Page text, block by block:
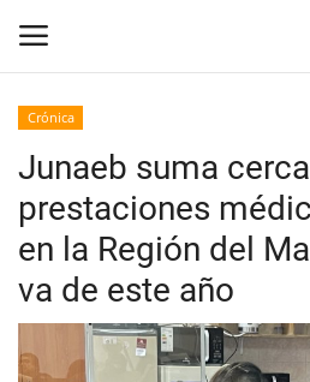
Inicio
Crónica
Policial
Tribunales
Crónica
Junaeb suma
prestaciones
en la Región del
va de este año